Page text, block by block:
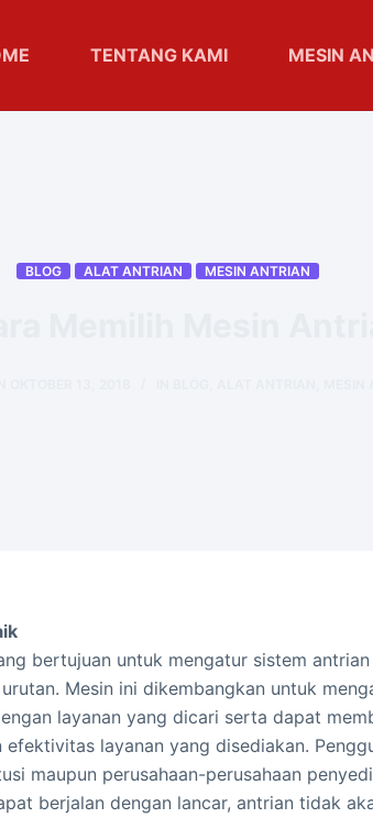
TENTANG KAMI MESIN
BLOG ALAT ANTRIAN MESIN ANTRIAN
bertujuan untuk mengatur sistem
Mesin ini dikembangkan untuk
layanan yang dicari serta dapat
layanan yang disediakan.
maupun perusahaan-perusahaan
berjalan dengan lancar, antrian tidak